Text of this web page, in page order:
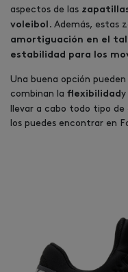
aspectos de las
voleibol . Además, estas
amortiguación en el
estabilidad para los
Una buena opción
combinan la flexibilidad y
llevar a cabo todo tipo de
los puedes encontrar en